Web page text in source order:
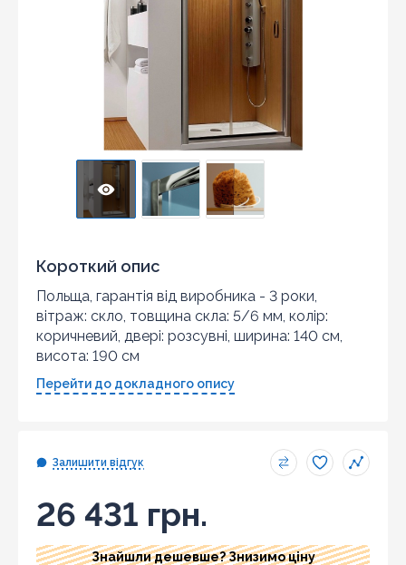
Короткий опис
Польща, гарантія від виробника - 3 роки,
вітраж: скло, товщина скла: 5/6 мм, колір:
коричневий, двері: розсувні, ширина: 140 см,
висота: 190 см
Перейти до докладного опису
Залишити відгук
26 431 грн.
Знайшли дешевше? Знизимо ціну